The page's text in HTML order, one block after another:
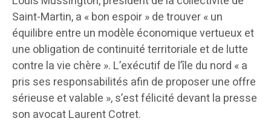
Saint-Martin, a « bon espoir » de trouver « un
équilibre entre un modèle économique vertueux et
une obligation de continuité territoriale et de lutte
contre la vie chère ». L’exécutif de l’île du nord « a
pris ses responsabilités afin de proposer une offre
sérieuse et valable », s’est félicité devant la presse
son avocat Laurent Cotret.